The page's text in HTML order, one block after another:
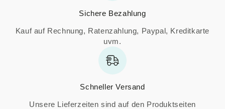
Sichere Bezahlung
Kauf auf Rechnung, Ratenzahlung, Paypal, Kreditkarte
uvm.
Schneller Versand
Unsere Lieferzeiten sind auf den Produktseiten